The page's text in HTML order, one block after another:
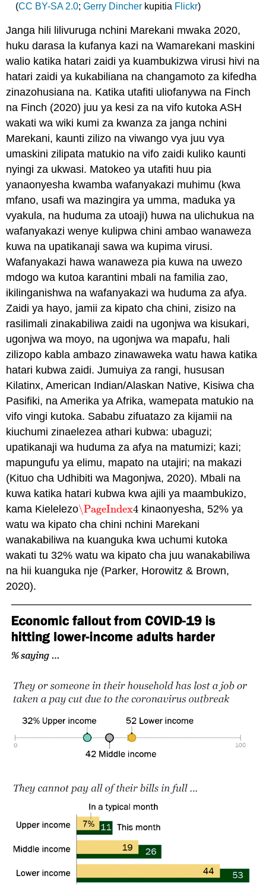
(CC BY-SA 2.0; Gerry Dincherkupitia Flickr)
Janga hili lilivuruga nchini Marekani mwaka 2020,
huku darasa la kufanya kazi na Wamarekani maskini
walio katika hatari zaidi ya kuambukizwa virusi hivi na
hatari zaidi ya kukabiliana na changamoto za kifedha
zinazohusiana na. Katika utafiti uliofanywa na Finch
na Finch (2020) juu ya kesi za na vifo kutoka ASH
wakati wa wiki kumi za kwanza za janga nchini
Marekani, kaunti zilizo na viwango vya juu vya
umaskini zilipata matukio na vifo zaidi kuliko kaunti
nyingi za ukwasi. Matokeo ya utafiti huu pia
yanaonyesha kwamba wafanyakazi muhimu (kwa
mfano, usafi wa mazingira ya umma, maduka ya
vyakula, na huduma za utoaji) huwa na ulichukua na
wafanyakazi wenye kulipwa chini ambao wanaweza
kuwa na upatikanaji sawa wa kupima virusi.
Wafanyakazi hawa wanaweza pia kuwa na uwezo
mdogo wa kutoa karantini mbali na familia zao,
ikilinganishwa na wafanyakazi wa huduma za afya.
Zaidi ya hayo, jamii za kipato cha chini, zisizo na
rasilimali zinakabiliwa zaidi na ugonjwa wa kisukari,
ugonjwa wa moyo, na ugonjwa wa mapafu, hali
zilizopo kabla ambazo zinawaweka watu hawa katika
hatari kubwa zaidi. Jumuiya za rangi, hususan
Kilatinx, American Indian/Alaskan Native, Kisiwa cha
Pasifiki, na Amerika ya Afrika, wamepata matukio na
vifo vingi kutoka. Sababu zifuatazo za kijamii na
kiuchumi zinaelezea athari kubwa: ubaguzi;
upatikanaji wa huduma za afya na matumizi; kazi;
mapungufu ya elimu, mapato na utajiri; na makazi
(Kituo cha Udhibiti wa Magonjwa, 2020). Mbali na
kuwa katika hatari kubwa kwa ajili ya maambukizo,
kama Kielelezo\PageIndex4
\PageIndex4 kinaonyesha, 52% ya
watu wa kipato cha chini nchini Marekani
wanakabiliwa na kuanguka kwa uchumi kutoka
wakati tu 32% watu wa kipato cha juu wanakabiliwa
na hii kuanguka nje (Parker, Horowitz & Brown,
2020).